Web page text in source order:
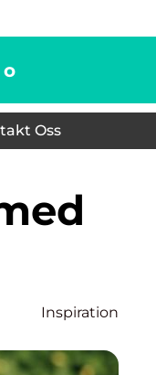
Oss
Inspiration